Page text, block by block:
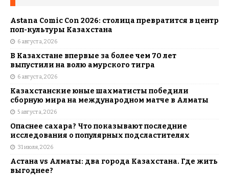
Astana Comic Con 2026: столица превратится в центр
поп-культуры Казахстана
6 августа, 2026
В Казахстане впервые за более чем 70 лет
выпустили на волю амурского тигра
6 августа, 2026
Казахстанские юные шахматисты победили
сборную мира на международном матче в Алматы
5 августа, 2026
Опаснее сахара? Что показывают последние
исследования о популярных подсластителях
31 июля, 2026
Астана vs Алматы: два города Казахстана. Где жить
выгоднее?